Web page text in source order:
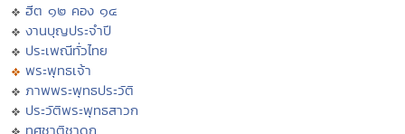
ฮีต ๑๒ คอง ๑๔
งานบุญประจำปี
ประเพณีทั่วไทย
พระพุทธเจ้า
ภาพพระพุทธประวัติ
ประวัติพระพุทธสาวก
ทศชาติชาดก